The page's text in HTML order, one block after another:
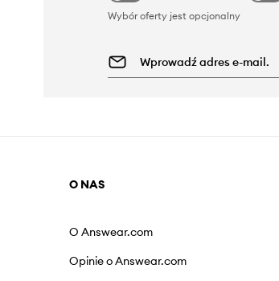
Wybór oferty jest opcjonalny
O NAS
O Answear.com
Opinie o Answear.com